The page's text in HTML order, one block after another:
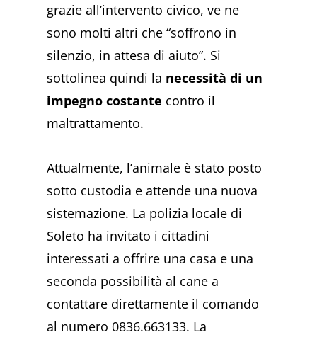
grazie all’intervento civico, ve ne
sono molti altri che “soffrono in
silenzio, in attesa di aiuto”. Si
sottolinea quindi la necessità di un
impegno costante contro il
maltrattamento.
Attualmente, l’animale è stato posto
sotto custodia e attende una nuova
sistemazione. La polizia locale di
Soleto ha invitato i cittadini
interessati a offrire una casa e una
seconda possibilità al cane a
contattare direttamente il comando
al numero 0836.663133. La